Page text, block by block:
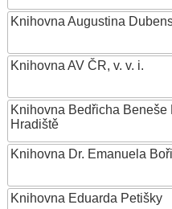
Knihovna Augustina
Knihovna AV ČR, v. v. i.
Knihovna Bedřicha
Hradiště
Knihovna Dr. Emanuela
Knihovna Eduarda Petišky